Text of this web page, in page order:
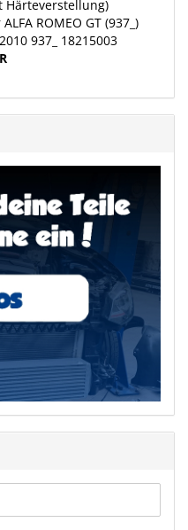
Härteverstellung)
ROMEO GT (937_)
937_ 18215003